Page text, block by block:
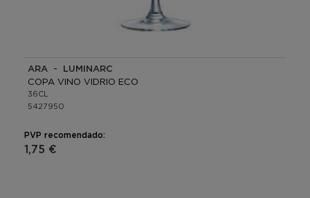
ARA - LUMINARC
COPA VINO VIDRIO ECO
36CL
5427950
PVP recomendado:
1,75 €